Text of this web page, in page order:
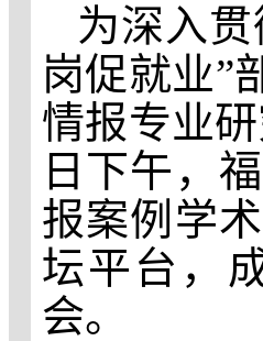
为深入
岗促就业”
情报专业
日下午，
报案例学
坛平台 ，
会。